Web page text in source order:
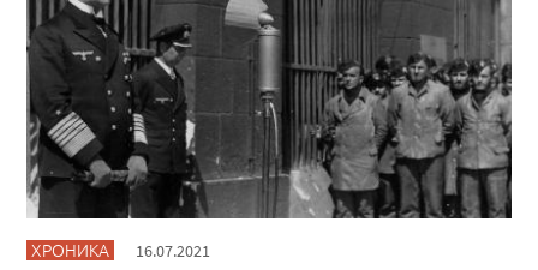
ХРОНИКА 16.07.2021